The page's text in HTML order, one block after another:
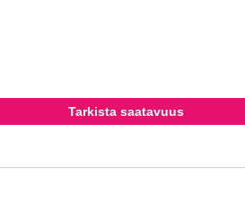
Tarkista saatavuus